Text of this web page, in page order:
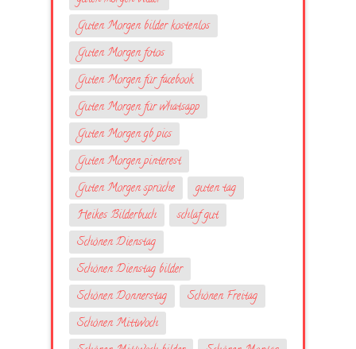
Guten Morgen bilder kostenlos
Guten Morgen fotos
Guten Morgen für facebook
Guten Morgen für whatsapp
Guten Morgen gb pics
Guten Morgen pinterest
Guten Morgen sprüche
guten tag
Heikes Bilderbuch
schlaf gut
Schönen Dienstag
Schönen Dienstag bilder
Schönen Donnerstag
Schönen Freitag
Schönen Mittwoch